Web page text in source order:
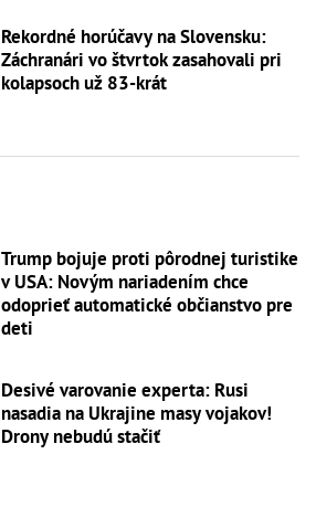
Rekordné horúčavy na Slovensku:
Záchranári vo štvrtok zasahovali pri
kolapsoch už 83-krát
Trump bojuje proti pôrodnej turistike
v USA: Novým nariadením chce
odoprieť automatické občianstvo pre
deti
Desivé varovanie experta: Rusi
nasadia na Ukrajine masy vojakov!
Drony nebudú stačiť